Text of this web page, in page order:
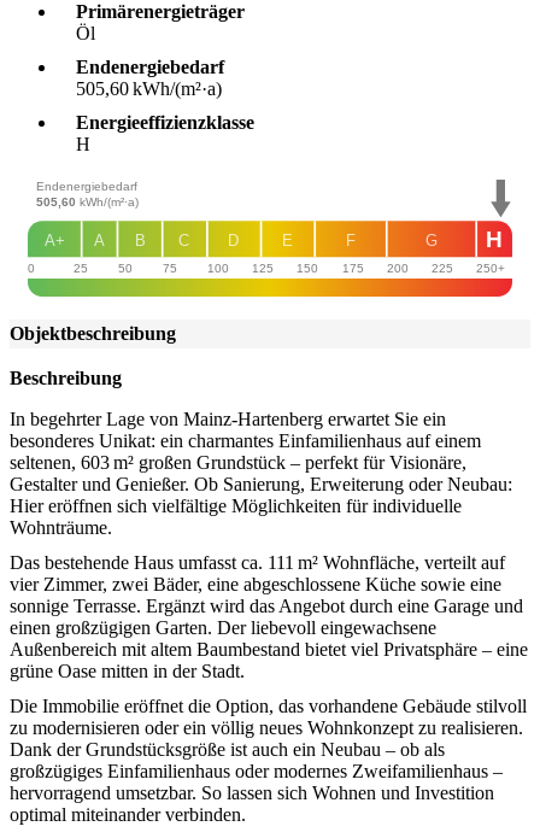
Primärenergieträger
Öl
Endenergie­bedarf
505,60 kWh/(m²·a)
Energie­effizienz­klasse
H
0 25 50 75 100 125 150 175 200 225 250+
G
F
E
D
C
B
A
A+ H
Endenergiebedarf
505,60 kWh/(m²·a)
Objekt­beschreibung
Beschreibung
In begehrter Lage von Mainz-Hartenberg erwartet Sie ein
besonderes Unikat: ein charmantes Einfamilienhaus auf einem
seltenen, 603 m² großen Grundstück – perfekt für Visionäre,
Gestalter und Genießer. Ob Sanierung, Erweiterung oder Neubau:
Hier eröffnen sich vielfältige Möglichkeiten für individuelle
Wohnträume.
Das bestehende Haus umfasst ca. 111 m² Wohnfläche, verteilt auf
vier Zimmer, zwei Bäder, eine abgeschlossene Küche sowie eine
sonnige Terrasse. Ergänzt wird das Angebot durch eine Garage und
einen großzügigen Garten. Der liebevoll eingewachsene
Außenbereich mit altem Baumbestand bietet viel Privatsphäre – eine
grüne Oase mitten in der Stadt.
Die Immobilie eröffnet die Option, das vorhandene Gebäude stilvoll
zu modernisieren oder ein völlig neues Wohnkonzept zu realisieren.
Dank der Grundstücksgröße ist auch ein Neubau – ob als
großzügiges Einfamilienhaus oder modernes Zweifamilienhaus –
hervorragend umsetzbar. So lassen sich Wohnen und Investition
optimal miteinander verbinden.